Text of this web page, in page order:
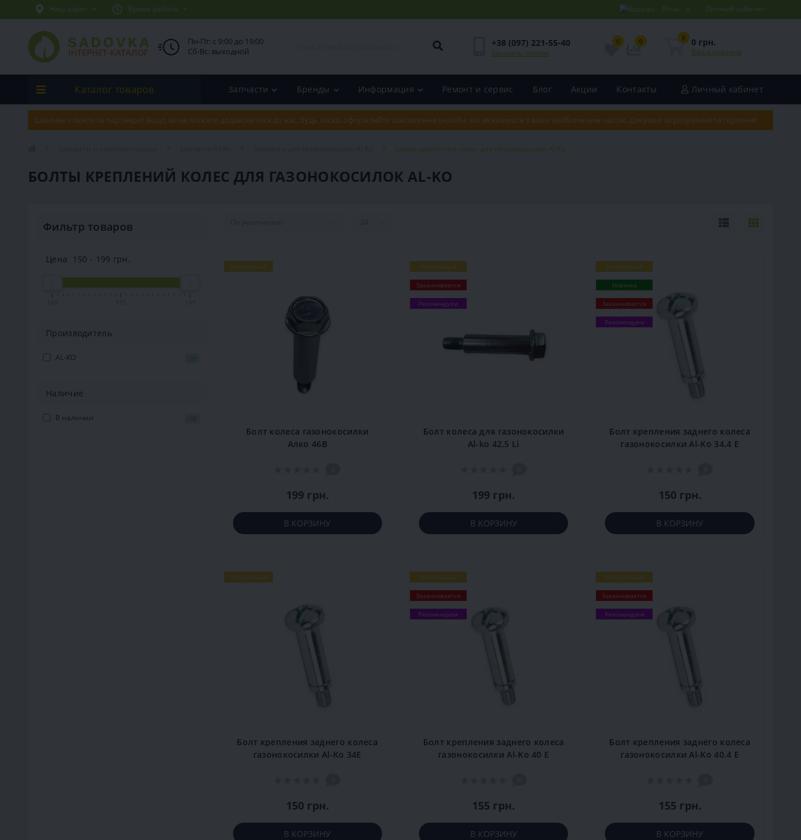
Наш адрес Время работы Язык Личный кабинет
Пн-Пт: с 9:00 до 19:00
Сб-Вс: выходной
+38 (097) 221-55-40
Заказать звонок
0 0 0 0 грн.
Ваша корзина
Каталог товаров Запчасти Бренды Информация Ремонт и сервис Блог Акции Контакты Личный кабинет
Шановні клієнти та партнери! Якщо ви не можете додзвонитися до нас, будь ласка, оформляйте замовлення онлайн, ми зв'яжемося з вами найближчим часом. Дякуємо за розуміння та терпіння!
Болты креплений колес для газонокосилок Al-Ko
БОЛТЫ КРЕПЛЕНИЙ КОЛЕС ДЛЯ ГАЗОНОКОСИЛОК AL-KO
Фильтр товаров
Цена 150 - 199 грн.
Производитель
AL-KO
Наличие
В наличии
Популярный
Болт колеса газонокосилки
Алко 46В
199 грн.
В КОРЗИНУ
Популярный
Заканчивается
Рекомендуем
Болт колеса для газонокосилки
Al-ko 42.5 Li
199 грн.
В КОРЗИНУ
Популярный
Новинка
Заканчивается
Рекомендуем
Болт крепления заднего колеса
газонокосилки Al-Ko 34.4 E
150 грн.
В КОРЗИНУ
Популярный
Болт крепления заднего колеса
газонокосилки Al-Ko 34E
150 грн.
В КОРЗИНУ
Популярный
Заканчивается
Рекомендуем
Болт крепления заднего колеса
газонокосилки Al-Ko 40 E
155 грн.
В КОРЗИНУ
Популярный
Заканчивается
Рекомендуем
Болт крепления заднего колеса
газонокосилки Al-Ko 40.4 E
155 грн.
В КОРЗИНУ